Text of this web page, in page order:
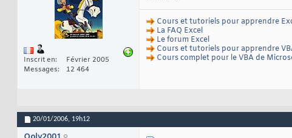
Inscrit en
Février 2005
Messages
12 464
Cours et tutoriels pour apprendre
La FAQ Excel
Le forum Excel
Cours et tutoriels pour apprendre
Cours complet pour le VBA de
20/01/2006, 19h12